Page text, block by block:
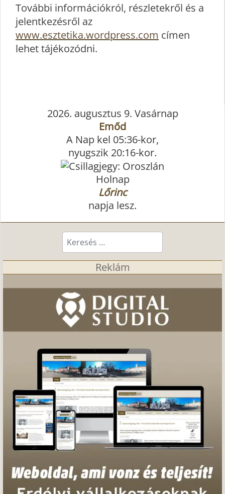
További információkról, részletekről és a
jelentkezésről az
www.esztetika.wordpress.com címen
lehet tájékozódni.
2026. augusztus 9. Vasárnap
Emőd
A Nap kel 05:36-kor,
nyugszik 20:16-kor.
Holnap
Lőrinc
napja lesz.
Keresés...
Reklám